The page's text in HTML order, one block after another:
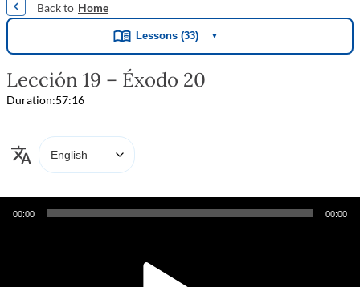
Home
Lessons (33) ▼
Lección 19 – Éxodo 20
Duration:57:16
00:00 00:00